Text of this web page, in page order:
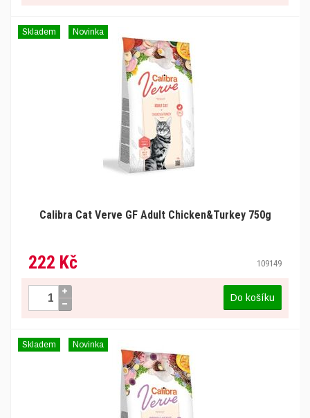
Calibra Cat Verve GF Adult Chicken&Turkey 750g
222 Kč 109149
Skladem Novinka
Do košíku
Skladem Novinka